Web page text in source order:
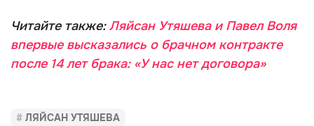
Читайте также:Ляйсан Утяшева и Павел Воля
впервые высказались о брачном контракте
после 14 лет брака: «У нас нет договора»
ЛЯЙСАН УТЯШЕВА